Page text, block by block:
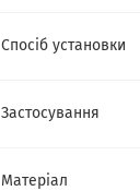
Спосіб установки
Застосування
Матеріал